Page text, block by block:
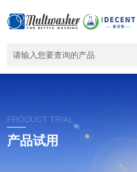
PRODUCT TRIAL
产品试用